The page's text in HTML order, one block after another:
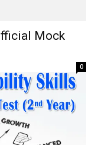
Mock
0